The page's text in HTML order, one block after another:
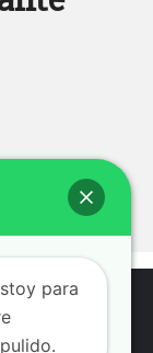
para